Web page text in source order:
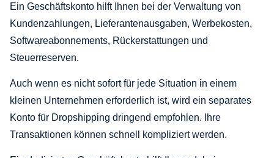
Ein Geschäftskonto hilft Ihnen bei der Verwaltung von
Kundenzahlungen, Lieferantenausgaben, Werbekosten,
Softwareabonnements, Rückerstattungen und
Steuerreserven.
Auch wenn es nicht sofort für jede Situation in einem
kleinen Unternehmen erforderlich ist, wird ein separates
Konto für Dropshipping dringend empfohlen. Ihre
Transaktionen können schnell kompliziert werden.